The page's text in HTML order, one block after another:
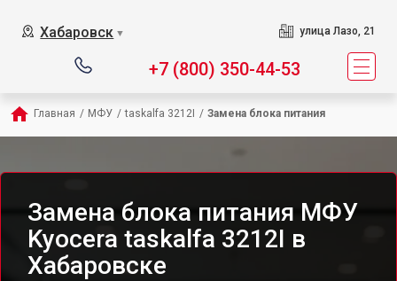
Хабаровск ▼ улица Лазо, 21
+7 (800) 350-44-53
Главная / МФУ / taskalfa 3212I / Замена блока питания
Замена блока питания МФУ
Kyocera taskalfa 3212I в
Хабаровске